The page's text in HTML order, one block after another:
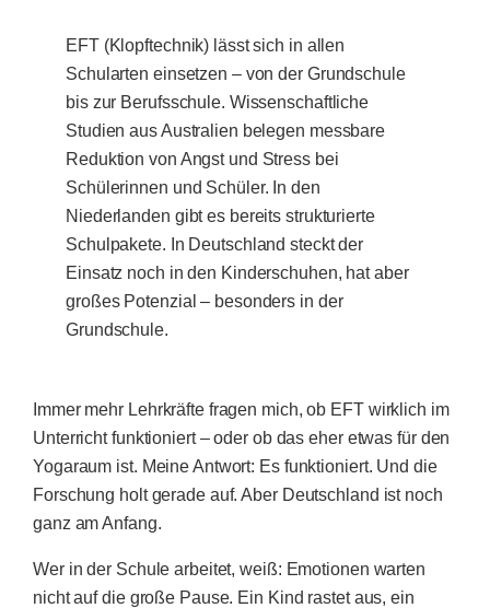
EFT (Klopftechnik) lässt sich in allen
Schularten einsetzen – von der Grundschule
bis zur Berufsschule. Wissenschaftliche
Studien aus Australien belegen messbare
Reduktion von Angst und Stress bei
Schülerinnen und Schüler. In den
Niederlanden gibt es bereits strukturierte
Schulpakete. In Deutschland steckt der
Einsatz noch in den Kinderschuhen, hat aber
großes Potenzial – besonders in der
Grundschule.
Immer mehr Lehrkräfte fragen mich, ob EFT wirklich im
Unterricht funktioniert – oder ob das eher etwas für den
Yogaraum ist. Meine Antwort: Es funktioniert. Und die
Forschung holt gerade auf. Aber Deutschland ist noch
ganz am Anfang.
Wer in der Schule arbeitet, weiß: Emotionen warten
nicht auf die große Pause. Ein Kind rastet aus, ein